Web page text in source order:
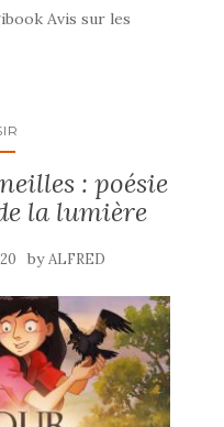
Avis sur les
: poésie
la lumière
byALFRED